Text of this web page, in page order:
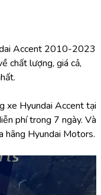
Accent 2010-2023
chất lượng, giá cả,
xe Hyundai Accent tại
phí trong 7 ngày. Và
hãng Hyundai Motors.